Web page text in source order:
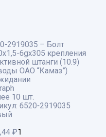
2919035 – Болт
6gх305 крепления
штанги (10.9)
ОАО “Камаз”)
10 шт.
6520-2919035
₽